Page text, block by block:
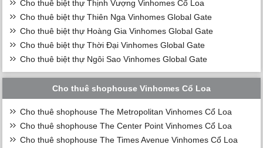
Cho thuê biệt thự Thịnh Vượng Vinhomes Cổ Loa
Cho thuê biệt thự Thiên Nga Vinhomes Global Gate
Cho thuê biệt thự Hoàng Gia Vinhomes Global Gate
Cho thuê biệt thự Thời Đại Vinhomes Global Gate
Cho thuê biệt thự Ngôi Sao Vinhomes Global Gate
Cho thuê shophouse Vinhomes Cổ Loa
Cho thuê shophouse The Metropolitan Vinhomes Cổ Loa
Cho thuê shophouse The Center Point Vinhomes Cổ Loa
Cho thuê shophouse The Times Avenue Vinhomes Cổ Loa